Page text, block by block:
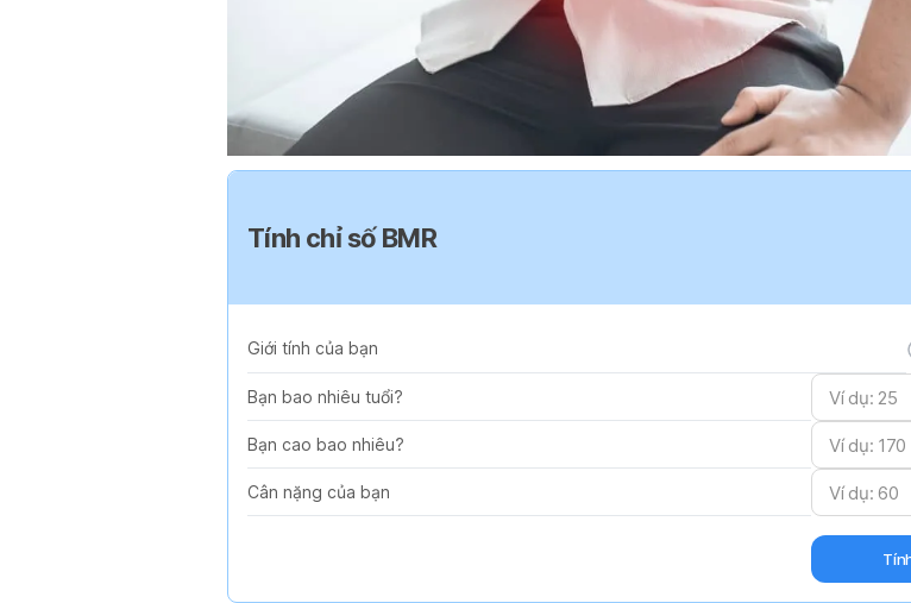
Tính chỉ số BMR
Giới tính của bạn
Bạn bao nhiêu tuổi?
Bạn cao bao nhiêu?
Cân nặng của bạn